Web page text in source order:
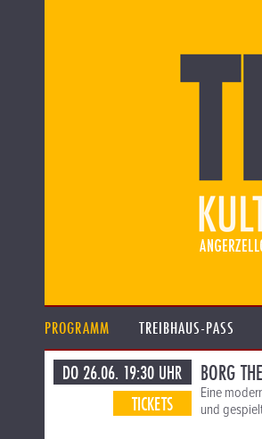
PROGRAMM TREIBHAUS-PASS
DO 26.06. 19:30 UHR
TICKETS
BORG
Eine
und